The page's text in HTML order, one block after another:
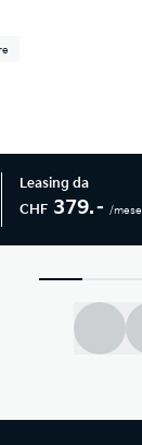
Leasing da
CHF 379.– /mese